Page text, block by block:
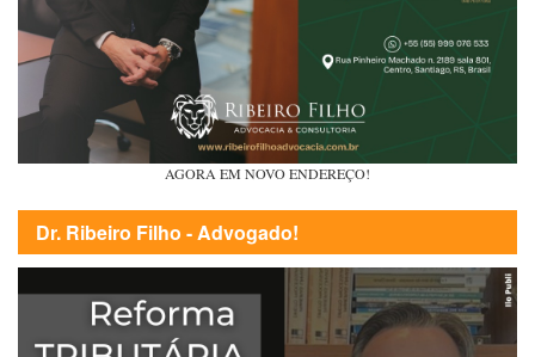
AGORA EM NOVO ENDEREÇO!
Dr. Ribeiro Filho - Advogado!